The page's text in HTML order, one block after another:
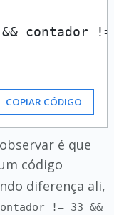
contador
COPIAR CÓDIGO
é que
código
diferença ali,
!= 33 &&